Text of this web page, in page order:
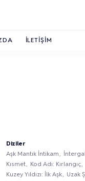
İLETIŞIM
Diziler
Aşk Mantık İntikam
Kısmet
Kod Adı: Kırlangıç
Kuzey Yıldızı: İlk Aşk
Uzak